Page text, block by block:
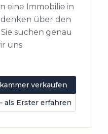
eine Immobilie in
über den
suchen genau
uns
verkaufen
als Erster erfahren